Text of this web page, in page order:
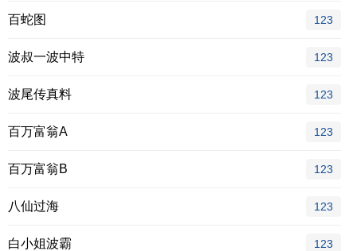
百蛇图 123
波叔一波中特 123
波尾传真料 123
百万富翁A 123
百万富翁B 123
八仙过海 123
白小姐波霸 123